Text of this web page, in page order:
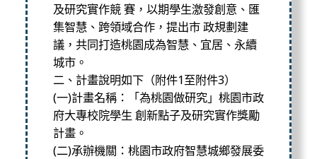
及研究實作競 賽，以期學生激發創意、匯
集智慧、跨領域合作，提出市 政規劃建
議，共同打造桃園成為智慧、宜居、永續
城市。
二、計畫說明如下（附件1至附件3）
(一)計畫名稱：「為桃園做研究」桃園市政
府大專校院學生 創新點子及研究實作獎勵
計畫。
(二)承辦機關：桃園市政府智慧城鄉發展委